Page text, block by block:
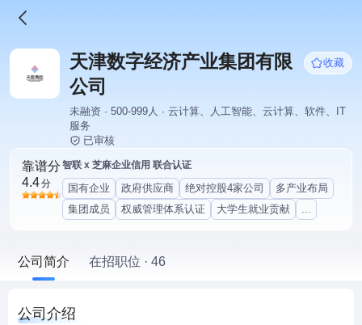
天津数字经济产业集团有限
公司
收藏
未融资 · 500-999人 · 云计算、人工智能、云计算、软件、IT
服务
已审核
靠谱分
4.4分
智联 x 芝麻企业信用 联合认证
国有企业 政府供应商 绝对控股4家公司
多产业布局
集团成员
权威管理体系认证 大学生就业贡献 ...
公司简介 在招职位 · 46
公司介绍